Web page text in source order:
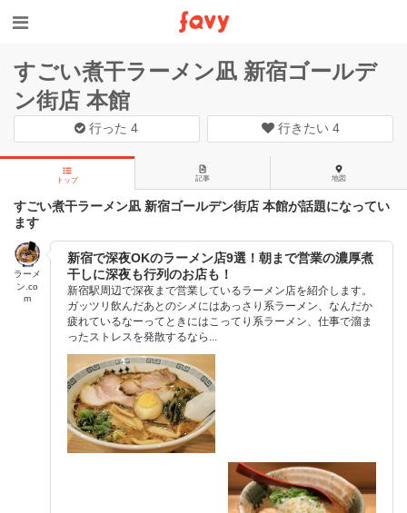
すごい煮干ラーメン凪 新宿ゴールデ
ン街店 本館
行った4 行きたい 4
トップ 記事 地図
すごい煮干ラーメン凪 新宿ゴールデン街店 本館が話題になってい
ます
ラーメ
ン.co
m
新宿で深夜OKのラーメン店9選！朝まで営業の濃厚煮
干しに深夜も行列のお店も！
新宿駅周辺で深夜まで営業しているラーメン店を紹介します。
ガッツリ飲んだあとのシメにはあっさり系ラーメン、なんだか
疲れているなーってときにはこってり系ラーメン、仕事で溜ま
ったストレスを発散するなら...